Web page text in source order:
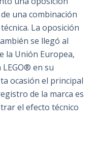
una combinación
La oposición
se llegó al
la Unión Europea,
en su
ocasión el principal
de la marca es
el efecto técnico